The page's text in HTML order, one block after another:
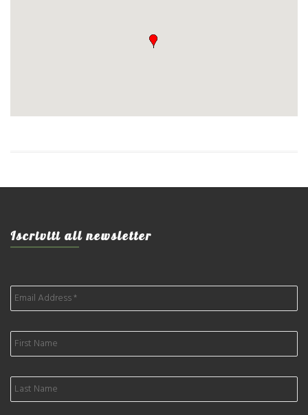
Iscriviti all newsletter